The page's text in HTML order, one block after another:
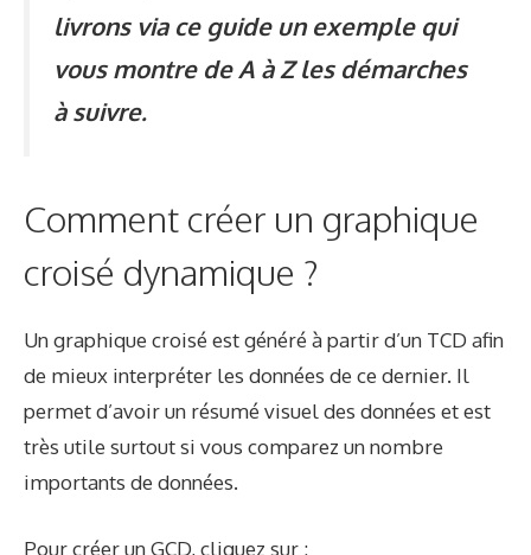
livrons via ce guide un exemple qui
vous montre de A à Z les démarches
à suivre.
Comment créer un graphique
croisé dynamique ?
Un graphique croisé est généré à partir d’un TCD afin
de mieux interpréter les données de ce dernier. Il
permet d’avoir un résumé visuel des données et est
très utile surtout si vous comparez un nombre
importants de données.
Pour créer un GCD, cliquez sur :